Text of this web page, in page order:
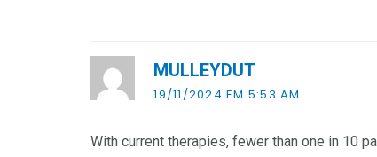
MULLEYDUT
19/11/2024 EM 5:53 AM
With current therapies, fewer than one in 10